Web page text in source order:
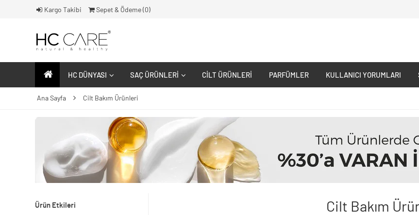
Kargo Takibi Sepet & Ödeme ( 0)
HC DÜNYASI SAÇ ÜRÜNLERI CILT ÜRÜNLERI PARFÜMLER KULLANICI YORUMLARI
Ana Sayfa Cilt Bakım Ürünleri
Ürün Etkileri Cilt Bakım